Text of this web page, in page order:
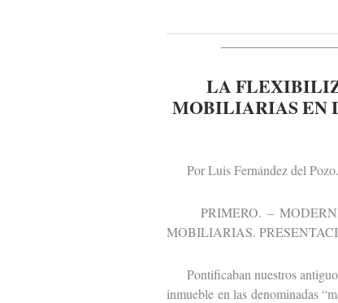
LA
MOBILIARIAS EN
Por Luis Fernández del Pozo.
PRIMERO. –
MOBILIARIAS.
Pontificaban nuestros
inmueble en las denominadas